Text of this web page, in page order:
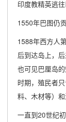
印度教精英逃
1550年巴图仍
1588年西方人
后到达岛上，
也可见巴厘岛
时期，殖民者
料、木材等）
一直到20世纪